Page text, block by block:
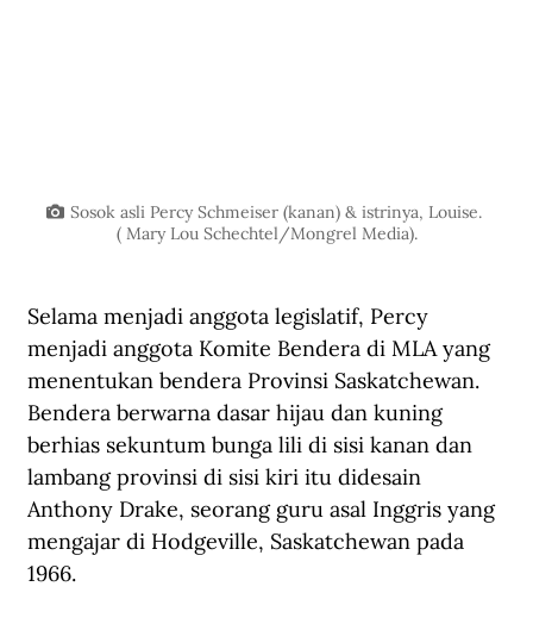
Sosok asli Percy Schmeiser (kanan) & istrinya, Louise.
( Mary Lou Schechtel/Mongrel Media).
Selama menjadi anggota legislatif, Percy
menjadi anggota Komite Bendera di MLA yang
menentukan bendera Provinsi Saskatchewan.
Bendera berwarna dasar hijau dan kuning
berhias sekuntum bunga lili di sisi kanan dan
lambang provinsi di sisi kiri itu didesain
Anthony Drake, seorang guru asal Inggris yang
mengajar di Hodgeville, Saskatchewan pada
1966.